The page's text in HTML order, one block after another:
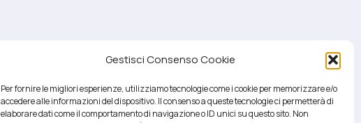
Gestisci Consenso Cookie
Per fornire le migliori esperienze, utilizziamo tecnologie come i cookie per memorizzare e/o
accedere alle informazioni del dispositivo. Il consenso a queste tecnologie ci permetterà di
elaborare dati come il comportamento di navigazione o ID unici su questo sito. Non